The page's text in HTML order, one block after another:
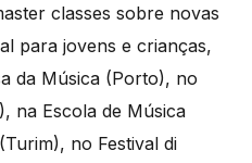
classes sobre novas
para jovens e crianças,
da Música (Porto), no
na Escola de Música
no Festival di